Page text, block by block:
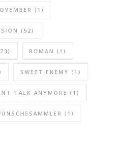
(1)
(52)
ROMAN (1)
SWEET ENEMY (1)
TALK ANYMORE (1)
(1)